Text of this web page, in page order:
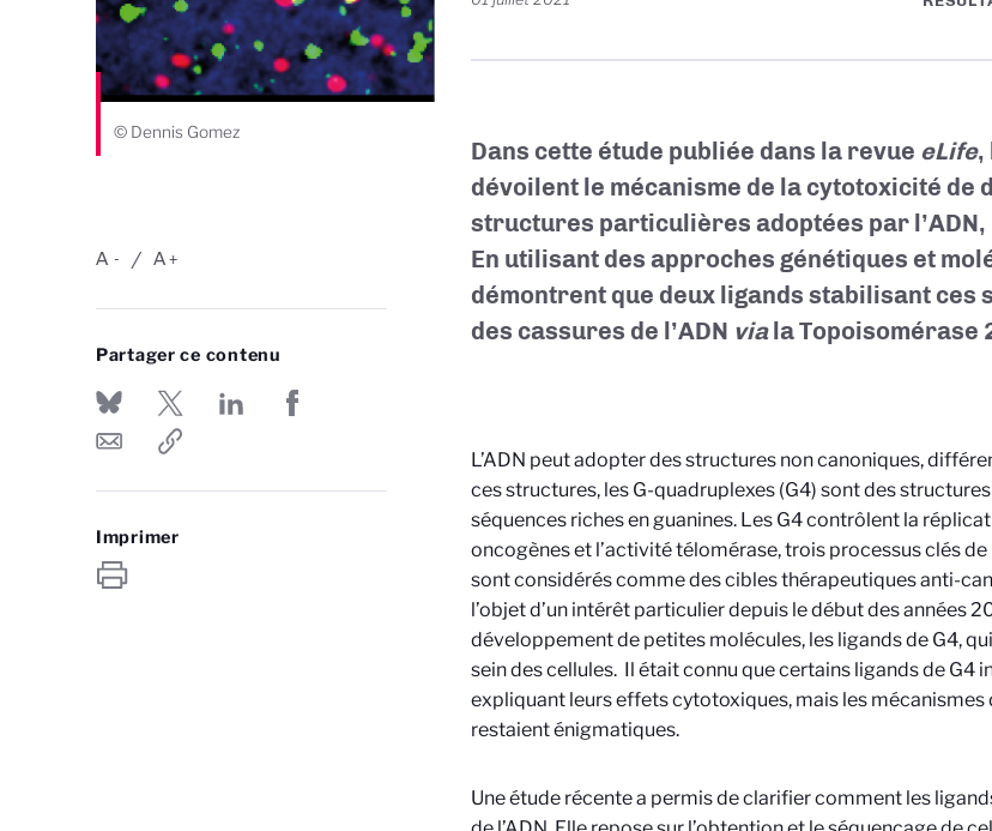
© Dennis Gomez
-
A +
A
Partager ce contenu
Imprimer
Dans cette étude publiée dans la revue eLife,
dévoilent le mécanisme de la cytotoxicité de
structures particulières adoptées par l’ADN,
En utilisant des approches génétiques et
démontrent que deux ligands stabilisant
des cassures de l’ADN viala Topoisomérase
L’ADN peut adopter des structures non canoniques,
ces structures, les G-quadruplexes (G4) sont des
séquences riches en guanines. Les G4 contrôlent la
oncogènes et l’activité télomérase, trois processus clés
sont considérés comme des cibles thérapeutiques anti-
l’objet d’un intérêt particulier depuis le début des années
développement de petites molécules, les ligands de G4,
sein des cellules. Il était connu que certains ligands de G4
expliquant leurs effets cytotoxiques, mais les
restaient énigmatiques.
Une étude récente a permis de clarifier comment les